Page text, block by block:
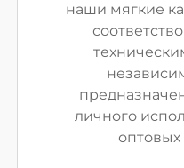
наши мягкие
личного
оптовых